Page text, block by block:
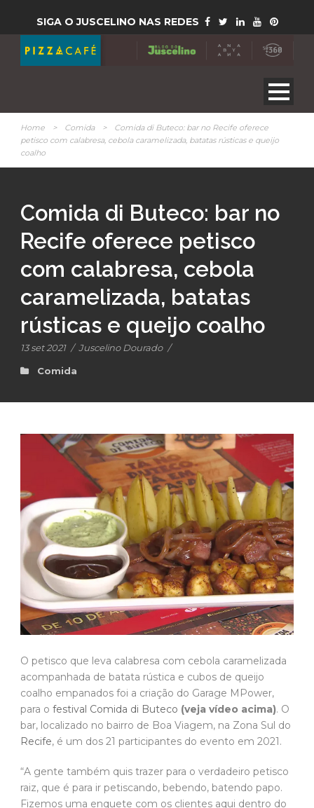
SIGA O JUSCELINO NAS REDES
Home > Comida >
Comida di Buteco: bar no Recife oferece
petisco com calabresa, cebola caramelizada, batatas rústicas e queijo
coalho
Comida di Buteco: bar no
Recife oferece petisco
com calabresa, cebola
caramelizada, batatas
rústicas e queijo coalho
13 set 2021 / Juscelino Dourado /
Comida
O petisco que leva calabresa com cebola caramelizada
acompanhada de batata rústica e cubos de queijo
coalho empanados foi a criação do Garage MPower,
para o festival Comida di Buteco (veja vídeo acima). O
bar, localizado no bairro de Boa Viagem, na Zona Sul do
Recife, é um dos 21 participantes do evento em 2021.
“A gente também quis trazer para o verdadeiro petisco
raiz, que é para ir petiscando, bebendo, batendo papo.
Fizemos uma enquete com os clientes aqui dentro do